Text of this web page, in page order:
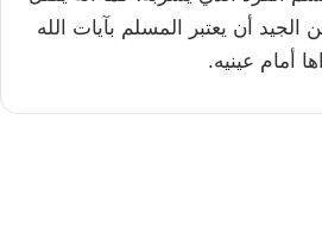
أن يعتبر المسلم بآيات الله
أمام عينيه.